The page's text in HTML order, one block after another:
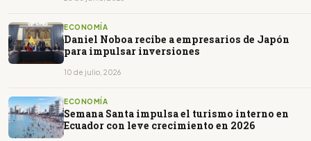
ECONOMÍA
Daniel Noboa recibe a empresarios de Japón
para impulsar inversiones
10 de julio, 2026
ECONOMÍA
Semana Santa impulsa el turismo interno en
Ecuador con leve crecimiento en 2026